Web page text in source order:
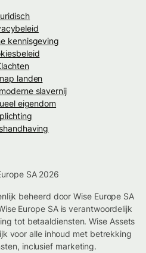
kennisgeving
landen
slavernij
eigendom
SA 2026
beheerd door Wise Europe SA
Europe SA is verantwoordelijk
tot betaaldiensten. Wise Assets
voor alle inhoud met betrekking
inclusief marketing.